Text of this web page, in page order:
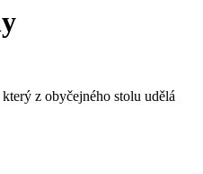
z obyčejného stolu udělá